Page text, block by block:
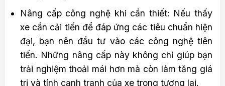
Nâng cấp công nghệ khi cần thiết: Nếu thấy
xe cần cải tiến để đáp ứng các tiêu chuẩn hiện
đại, bạn nên đầu tư vào các công nghệ tiên
tiến. Những nâng cấp này không chỉ giúp bạn
trải nghiệm thoải mái hơn mà còn làm tăng giá
trị và tính cạnh tranh của xe trong tương lai.